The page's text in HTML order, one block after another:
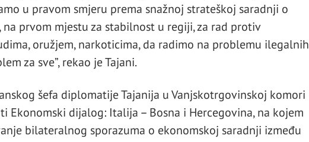
u pravom smjeru prema snažnoj strateškoj saradnji o
prvom mjestu za stabilnost u regiji, za rad protiv
oružjem, narkoticima, da radimo na problemu ilegalnih
za sve”, rekao je Tajani.
šefa diplomatije Tajanija u Vanjskotrgovinskoj komori
Ekonomski dijalog: Italija – Bosna i Hercegovina, na kojem
bilateralnog sporazuma o ekonomskoj saradnji između